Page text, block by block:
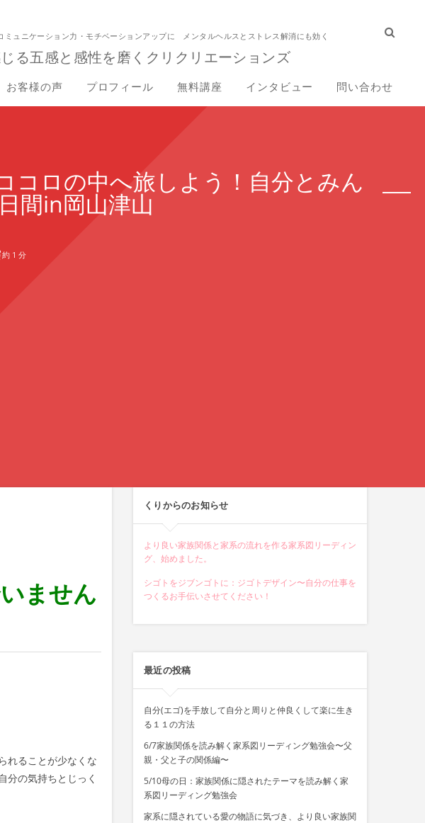
ュニケーション力・モチベーションアップに メンタルヘルスとストレス解消にも効く
る五感と感性を磨くクリクリエーションズ
お客様の声 プロフィール 無料講座 インタビュー 問い合わせ
コロの中へ旅しよう！自分とみん
間in岡山津山
約 1 分
ません
れることが少なくな
分の気持ちとじっく
くりからのお知らせ
より良い家族関係と家系の流れを作る家系図リーディン
グ、始めました。
シゴトをジブンゴトに：ジゴトデザイン〜自分の仕事を
つくるお手伝いさせてください！
最近の投稿
自分(エゴ)を手放して自分と周りと仲良くして楽に生き
る１１の方法
6/7家族関係を読み解く家系図リーディング勉強会〜父
親・父と子の関係編〜
5/10母の日：家族関係に隠されたテーマを読み解く家
系図リーディング勉強会
家系に隠されている愛の物語に気づき、より良い家族関